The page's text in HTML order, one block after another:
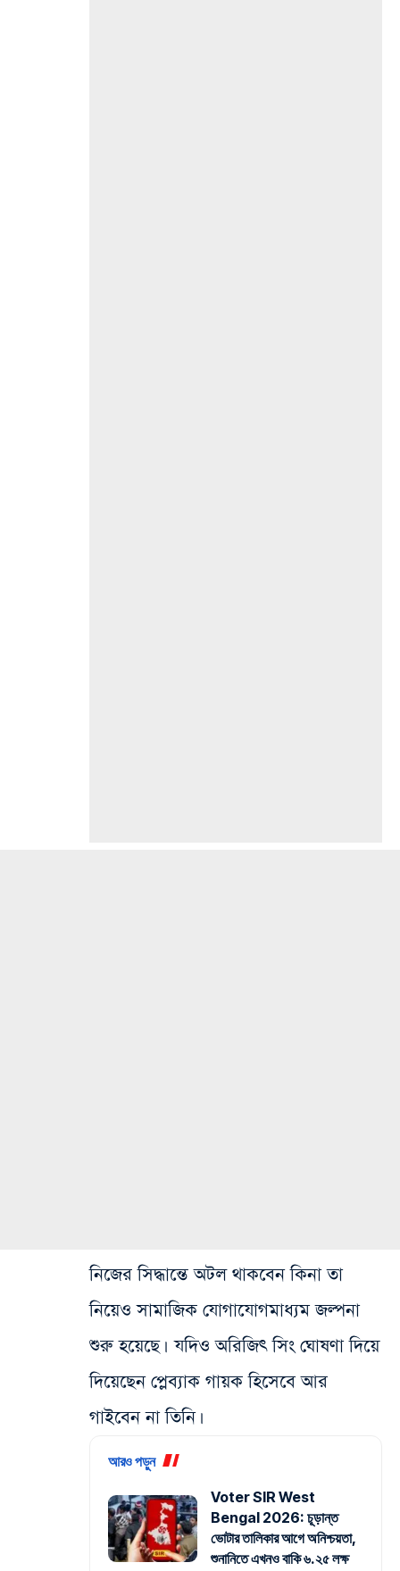
নিজের সিদ্ধান্তে অটল থাকবেন কিনা তা
নিয়েও সামাজিক যোগাযোগমাধ্যম জল্পনা
শুরু হয়েছে। যদিও অরিজিৎ সিং ঘোষণা দিয়ে
দিয়েছেন প্লেব্যাক গায়ক হিসেবে আর
গাইবেন না তিনি।
আরও পড়ুন
Voter SIR West
Bengal 2026: চূড়ান্ত
ভোটার তালিকার আগে অনিশ্চয়তা,
শুনানিতে এখনও বাকি ৬.২৫ লক্ষ